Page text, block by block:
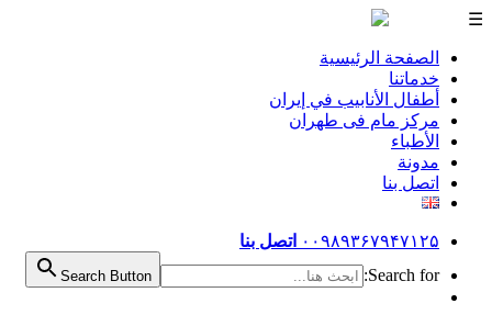
☰
الصفحة الرئيسية
خدماتنا
أطفال الأنابيب في إيران
مرکز مام فی طهران
الأطباء
مدونة
اتصل بنا
۰۰۹۸۹۳۶۷۹۴۷۱۲۵ اتصل بنا
Search for:
Search Button